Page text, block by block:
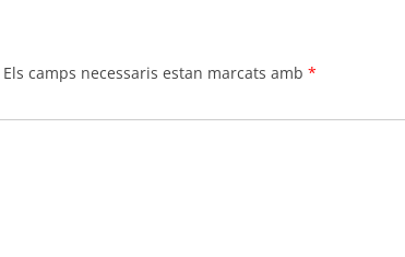
Els camps necessaris estan marcats amb *